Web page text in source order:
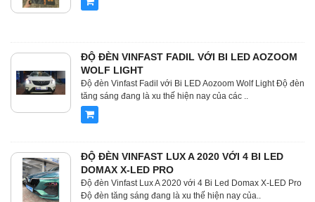
ĐỘ ĐÈN VINFAST FADIL VỚI BI LED AOZOOM
WOLF LIGHT
Độ đèn Vinfast Fadil với Bi LED Aozoom Wolf Light Độ đèn
tăng sáng đang là xu thế hiện nay của các ..
ĐỘ ĐÈN VINFAST LUX A 2020 VỚI 4 BI LED
DOMAX X-LED PRO
Độ đèn Vinfast Lux A 2020 với 4 Bi Led Domax X-LED Pro
Độ đèn tăng sáng đang là xu thế hiện nay của..